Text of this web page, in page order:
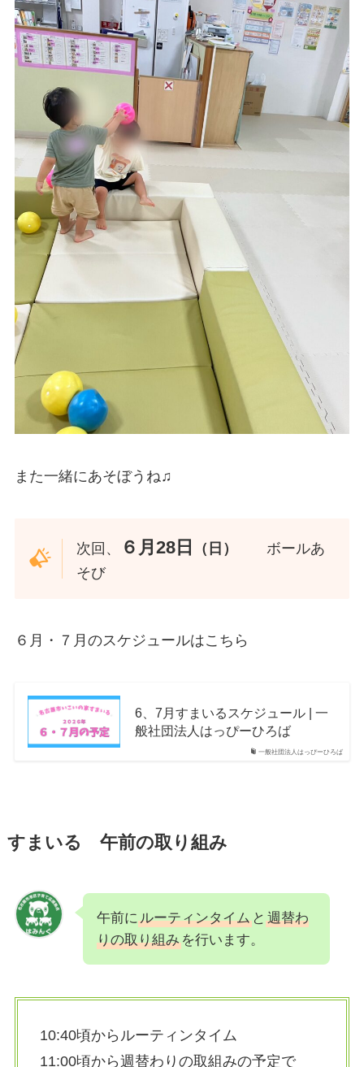
また一緒にあそぼうね♫
次回、 ６月28日 （日）
ボールあ
そび
６月・７月のスケジュールはこちら
一般社団法人はっぴーひろば
6、7月すまいるスケジュール | 一
般社団法人はっぴーひろば
すまいる 午前の取り組み
午前にルーティンタイムと 週替わ
りの取り組みを行います。
10:40頃からルーティンタイム
11:00頃から週替わりの取組みの予定で